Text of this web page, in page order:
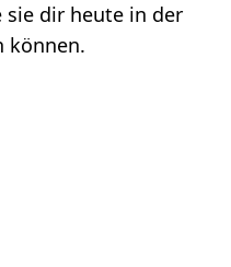
dir heute in der
können.